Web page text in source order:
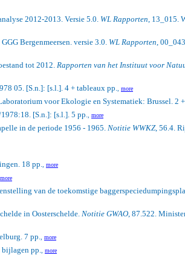
2012-2013. Versie 5.0. WL Rapporten , 13_015.
Bergenmeersen. versie 3.0. WL Rapporten ,
tot 2012. Rapporten van het Instituut voor
05. [S.n.]: [s.l.]. 4 + tableaux pp. more
voor Ekologie en Systematiek: Brussel. 2 +
[S.n.]: [s.l.]. 5 pp. more
in de periode 1956 - 1965. Notitie WWKZ, 56.4.
18 pp. more
more
van de toekomstige
in Oosterschelde. Notitie GWAO , 87.522.
7 pp. more
pp. more